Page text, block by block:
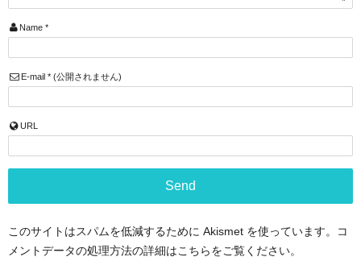
Name *
E-mail *(公開されません)
URL
このサイトはスパムを低減するために Akismet を使っています。
コ
メントデータの処理方法の詳細はこちらをご覧ください。